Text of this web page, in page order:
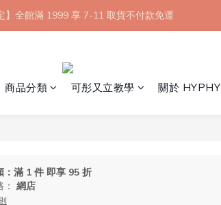
】全館滿 1999 享 7-11 取貨不付款免運
】全館滿 1999 享 7-11 取貨不付款免運
購 7-11 店到店免運 點我成為HYPHY Girl
商品分類 可彤又立教學 關於 HYPHY
：滿 1 件 即享 95 折
網店